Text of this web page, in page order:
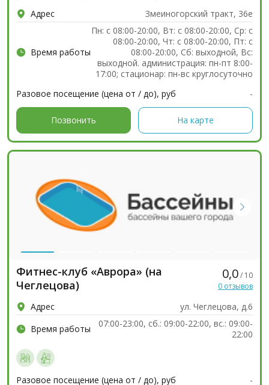
Адрес Змеиногорский тракт, 36е
Время работы
Пн: c 08:00-20:00, Вт: c 08:00-20:00, Ср: c
08:00-20:00, Чт: c 08:00-20:00, Пт: c
08:00-20:00, Сб: выходной, Вс:
выходной. администрация: пн-пт 8:00-
17:00; стационар: пн-вс круглосуточно
Разовое посещение (цена от / до), руб
-
Позвонить На карте
Фитнес-клуб «Аврора» (на
Чеглецова)
0,0/ 10
0 отзывов
Адрес
ул. Чеглецова, д.6
Время работы
07:00-23:00, сб.: 09:00-22:00, вс.: 09:00-
22:00
Разовое посещение (цена от / до), руб -